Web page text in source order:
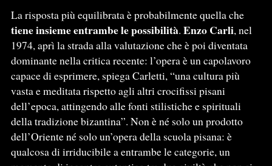
La risposta più equilibrata è probabilmente quella che
tiene insieme entrambe le possibilità. Enzo Carli, nel
1974, aprì la strada alla valutazione che è poi diventata
dominante nella critica recente: l’opera è un capolavoro
capace di esprimere, spiega Carletti, “una cultura più
vasta e meditata rispetto agli altri crocifissi pisani
dell’epoca, attingendo alle fonti stilistiche e spirituali
della tradizione bizantina”. Non è né solo un prodotto
dell’Oriente né solo un’opera della scuola pisana: è
qualcosa di irriducibile a entrambe le categorie, un